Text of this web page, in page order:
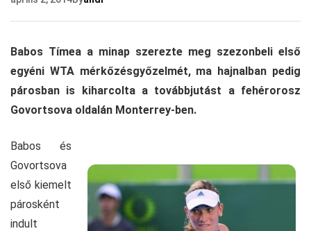
Babos Tímea a minap szerezte meg szezonbeli első
egyéni WTA mérkőzésgyőzelmét, ma hajnalban pedig
párosban is kiharcolta a továbbjutást a fehérorosz
Govortsova oldalán Monterrey-ben.
Babos és
Govortsova
első kiemelt
párosként
indult